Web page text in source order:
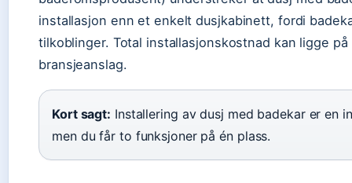
installasjon enn et enkelt dusjkabinett, fordi
tilkoblinger. Total installasjonskostnad kan ligge
bransjeanslag.
Kort sagt: Installering av dusj med badekar er en
men du får to funksjoner på én plass.